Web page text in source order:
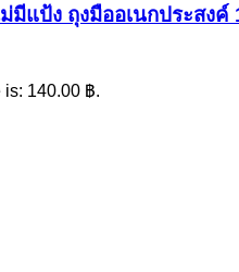
มีแป้ง ถุงมืออเนกประสงค์
is: 140.00 ฿.